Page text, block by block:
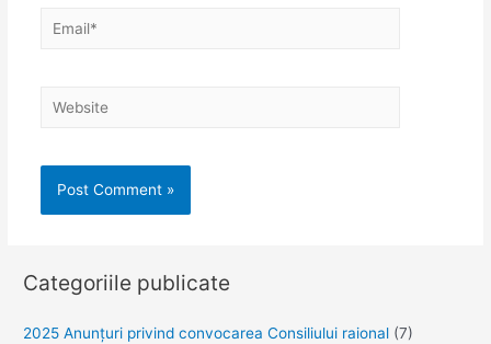
Email*
Website
Categoriile publicate
2025 Anunţuri privind convocarea Consiliului raional (7)